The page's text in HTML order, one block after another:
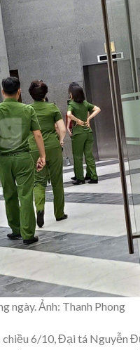
ngày. Ảnh: Thanh Phong
6/10, Đại tá Nguyễn